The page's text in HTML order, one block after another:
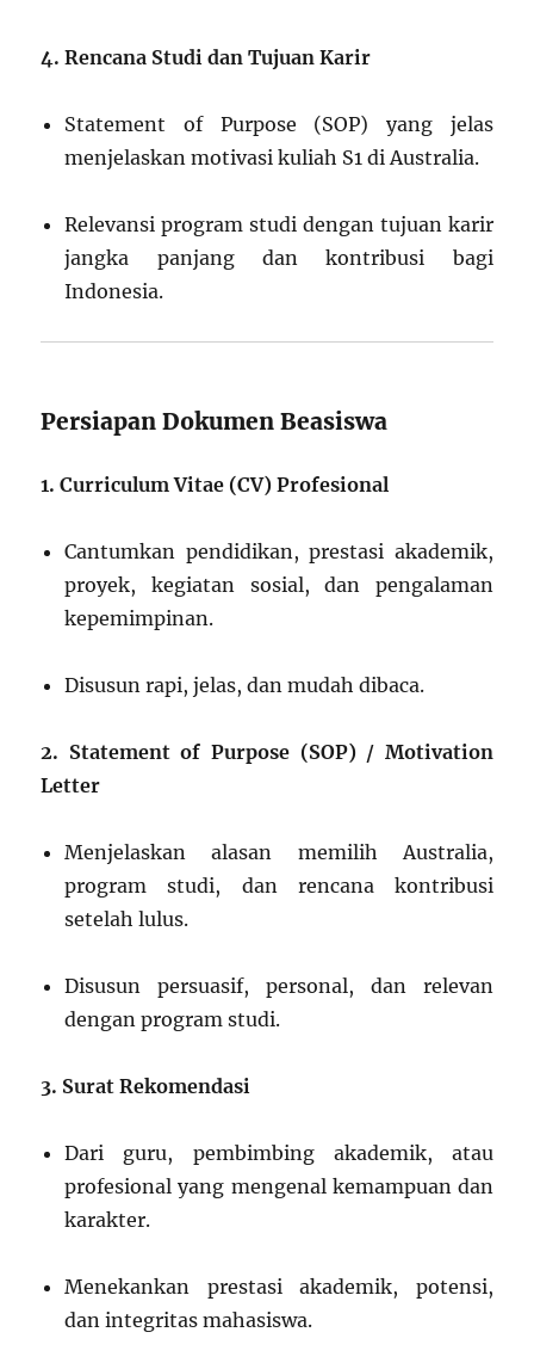
4. Rencana Studi dan Tujuan Karir
Statement of Purpose (SOP) yang jelas
menjelaskan motivasi kuliah S1 di Australia.
Relevansi program studi dengan tujuan karir
jangka panjang dan kontribusi bagi
Indonesia.
Persiapan Dokumen Beasiswa
1. Curriculum Vitae (CV) Profesional
Cantumkan pendidikan, prestasi akademik,
proyek, kegiatan sosial, dan pengalaman
kepemimpinan.
Disusun rapi, jelas, dan mudah dibaca.
2. Statement of Purpose (SOP) / Motivation
Letter
Menjelaskan alasan memilih Australia,
program studi, dan rencana kontribusi
setelah lulus.
Disusun persuasif, personal, dan relevan
dengan program studi.
3. Surat Rekomendasi
Dari guru, pembimbing akademik, atau
profesional yang mengenal kemampuan dan
karakter.
Menekankan prestasi akademik, potensi,
dan integritas mahasiswa.